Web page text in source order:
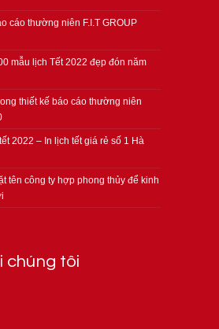
cáo thường niên F.I.T GROUP
mẫu lịch Tết 2022 đẹp đón năm
thiết kế báo cáo thường niên
2022 – In lịch tết giá rẻ số 1 Hà
tên công ty hợp phong thủy để kinh
chúng tôi